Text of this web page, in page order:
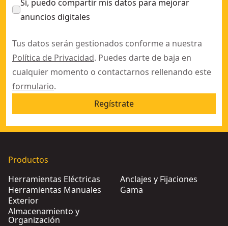
Sí, puedo compartir mis datos para mejorar
anuncios digitales
Tus datos serán gestionados conforme a nuestra
Política de Privacidad. Puedes darte de baja en
cualquier momento o contactarnos rellenando este
formulario.
Regístrate
Productos
Herramientas Eléctricas
Herramientas Manuales
Exterior
Almacenamiento y
Organización
Anclajes y Fijaciones
Gama